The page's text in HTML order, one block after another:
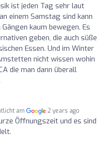
ist jeden Tag sehr laut
einem Samstag sind kann
kaum bewegen. Es
geben, die auch süße
Essen. Und im Winter
nicht wissen wohin
die man dann überall
am 2 years ago
Öffnungszeit und es sind